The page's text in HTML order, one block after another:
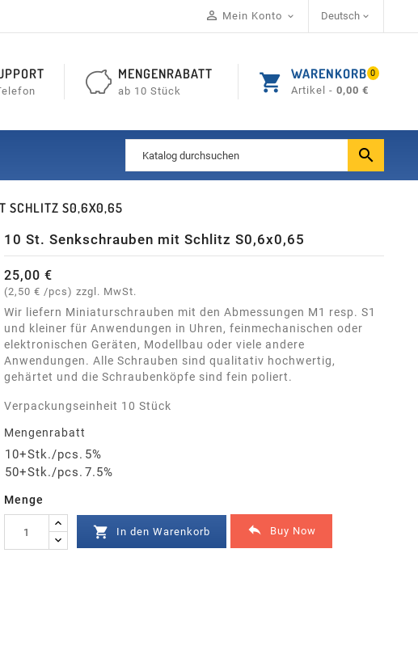
Deutsch 
 Mein Konto 
shopping_cart WARENKORB 0
Artikel - 0,00 €
MENGENRABATT
ab 10 Stück

SCHLITZ S0,6X0,65
10 St. Senkschrauben mit Schlitz S0,6x0,65
25,00 €
(2,50 € /pcs) zzgl. MwSt.
Wir liefern Miniaturschrauben mit den Abmessungen M1 resp. S1
und kleiner für Anwendungen in Uhren, feinmechanischen oder
elektronischen Geräten, Modellbau oder viele andere
Anwendungen. Alle Schrauben sind qualitativ hochwertig,
gehärtet und die Schraubenköpfe sind fein poliert.
Verpackungseinheit 10 Stück
Mengenrabatt
10+Stk./pcs. 5%
50+Stk./pcs. 7.5%
Menge
 In den Warenkorb  Buy Now